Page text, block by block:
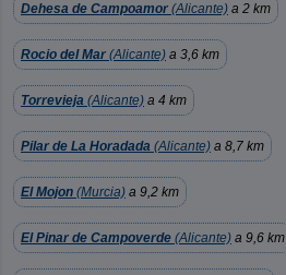
Dehesa de Campoamor (Alicante) a 2 km
Rocio del Mar (Alicante) a 3,6 km
Torrevieja (Alicante) a 4 km
Pilar de La Horadada (Alicante) a 8,7 km
El Mojon (Murcia) a 9,2 km
El Pinar de Campoverde (Alicante) a 9,6 km